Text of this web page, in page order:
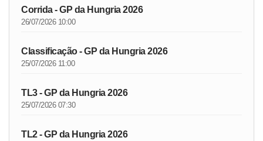
Corrida - GP da Hungria 2026
26/07/2026 10:00
Classificação - GP da Hungria 2026
25/07/2026 11:00
TL3 - GP da Hungria 2026
25/07/2026 07:30
TL2 - GP da Hungria 2026